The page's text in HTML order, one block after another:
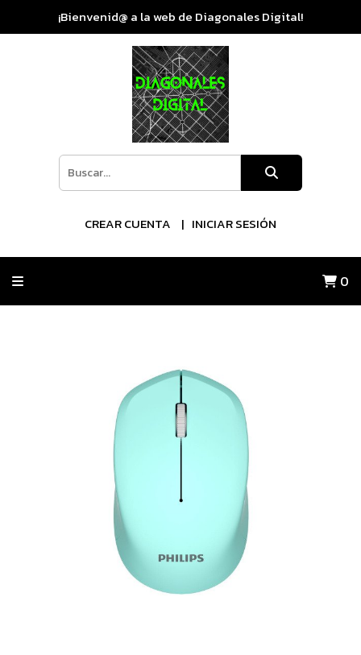
¡Bienvenid@ a la web de Diagonales Digital!
CREAR CUENTA INICIAR SESIÓN
0